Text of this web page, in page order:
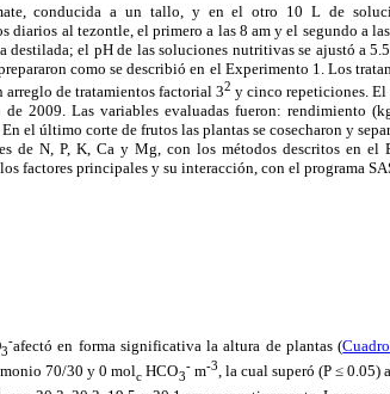
conducida a un tallo, y en el otro 10 L de
diarios al tezontle, el primero a las 8 am y el segundo a
destilada; el pH de las soluciones nutritivas se ajustó a
como se describió en el Experimento 1. Los
de tratamientos factorial 32 y cinco repeticiones. El
2009. Las variables evaluadas fueron: rendimiento
el último corte de frutos las plantas se cosecharon y
de N, P, K, Ca y Mg, con los métodos descritos en el
factores principales y su interacción, con el programa
3
-afectó en forma significativa la altura de plantas (
70/30 y 0 molc HCO3
-m-3, la cual superó (P ≤ 0.05)